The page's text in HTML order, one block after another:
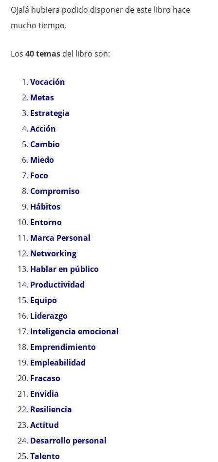
Ojalá hubiera podido disponer de este libro hace
mucho tiempo.
Los40 temas del libro son:
Vocación
Metas
Estrategia
Acción
Cambio
Miedo
Foco
Compromiso
Hábitos
Entorno
Marca Personal
Networking
Hablar en público
Productividad
Equipo
Liderazgo
Inteligencia emocional
Emprendimiento
Empleabilidad
Fracaso
Envidia
Resiliencia
Actitud
Desarrollo personal
Talento